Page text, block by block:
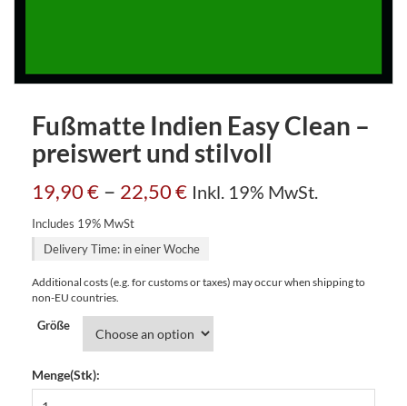
Fußmatte Indien Easy Clean –
preiswert und stilvoll
19,90€ – 22,50€ Inkl. 19% MwSt.
Includes 19% MwSt
Delivery Time: in einer Woche
Additional costs (e.g. for customs or taxes) may occur when shipping to
non-EU countries.
Größe
Menge(Stk):